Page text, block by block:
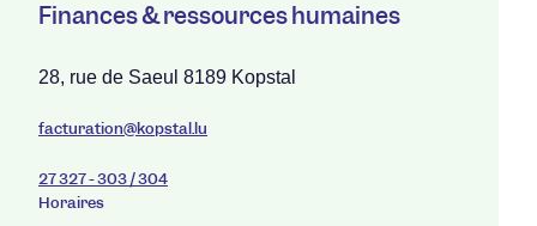
Finances & ressources humaines
28, rue de Saeul 8189 Kopstal
facturation@kopstal.lu
27 327 - 303 / 304
Horaires